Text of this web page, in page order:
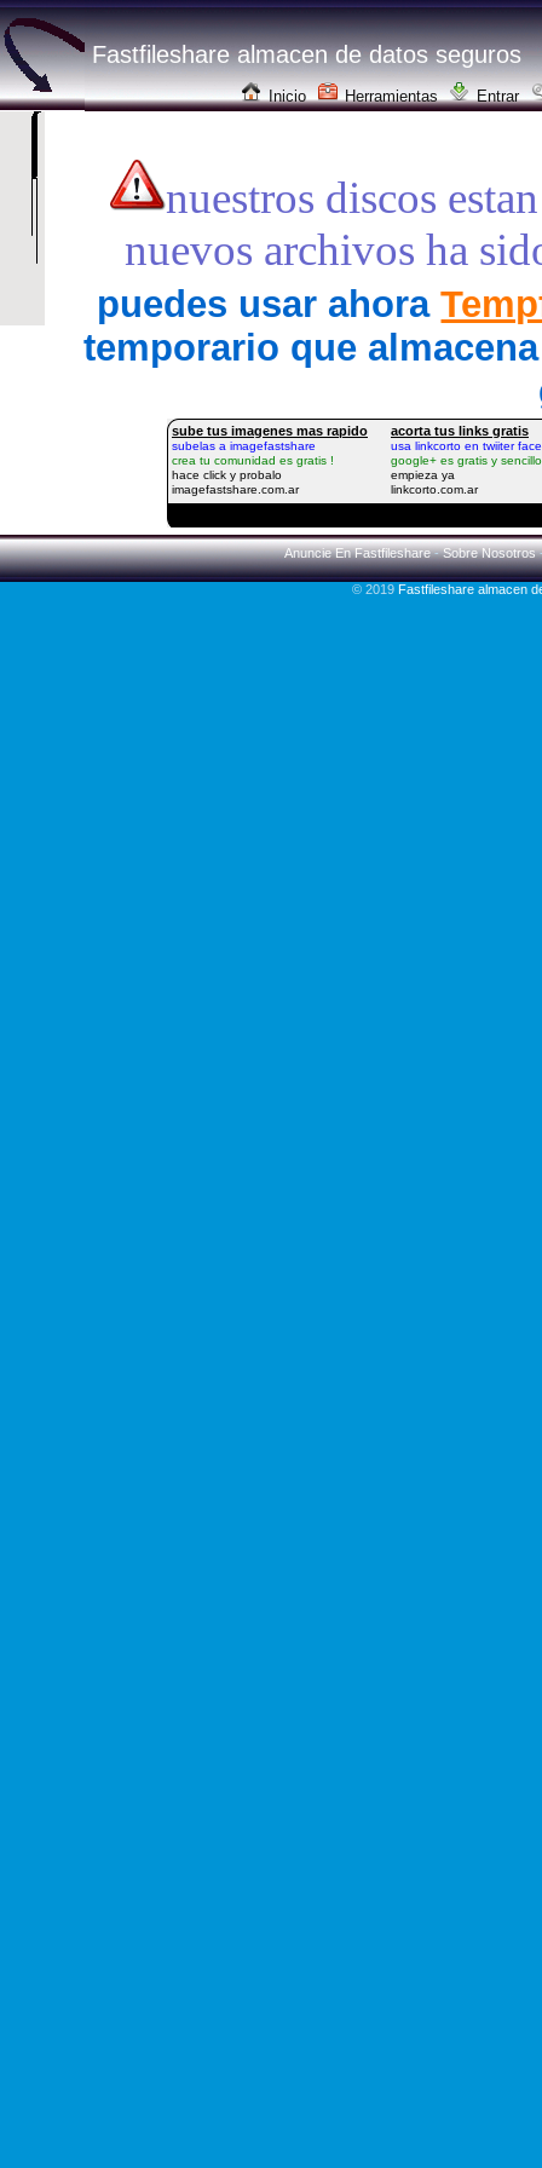
Inicio Herramientas Entrar
Fastfileshare almacen de datos seguros
nuestros discos
nuevos archivos ha
puedes usar ahora
temporario que
Anuncie En Fastfileshare-Sobre Nosotros
© 2019Fastfileshare almacen